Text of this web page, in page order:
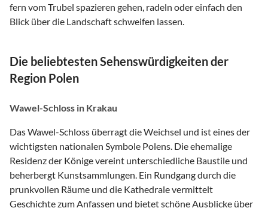
fern vom Trubel spazieren gehen, radeln oder einfach den
Blick über die Landschaft schweifen lassen.
Die beliebtesten Sehenswürdigkeiten der
Region Polen
Wawel-Schloss in Krakau
Das Wawel-Schloss überragt die Weichsel und ist eines der
wichtigsten nationalen Symbole Polens. Die ehemalige
Residenz der Könige vereint unterschiedliche Baustile und
beherbergt Kunstsammlungen. Ein Rundgang durch die
prunkvollen Räume und die Kathedrale vermittelt
Geschichte zum Anfassen und bietet schöne Ausblicke über